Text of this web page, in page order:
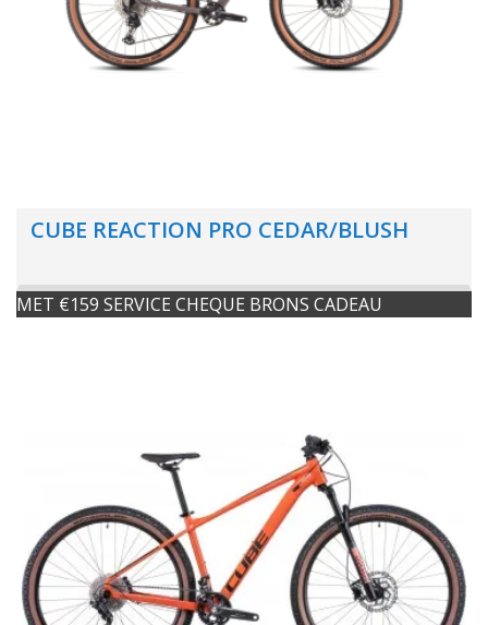
CUBE REACTION PRO CEDAR/BLUSH
MET €159 SERVICE CHEQUE BRONS CADEAU